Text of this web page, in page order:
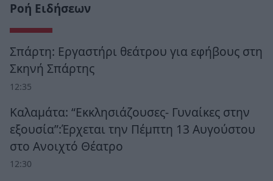
Ροή Ειδήσεων
Σπάρτη: Εργαστήρι θεάτρου για εφήβους στη
Σκηνή Σπάρτης
12:35
Καλαμάτα: “Εκκλησιάζουσες- Γυναίκες στην
εξουσία”:Έρχεται την Πέμπτη 13 Αυγούστου
στο Ανοιχτό Θέατρο
12:30